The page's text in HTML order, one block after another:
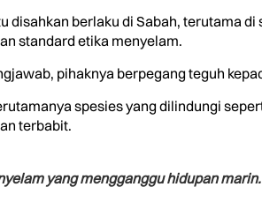
disahkan berlaku di Sabah, terutama
standard etika menyelam.
pihaknya berpegang teguh
spesies yang dilindungi
terbabit.
yang mengganggu hidupan marin.